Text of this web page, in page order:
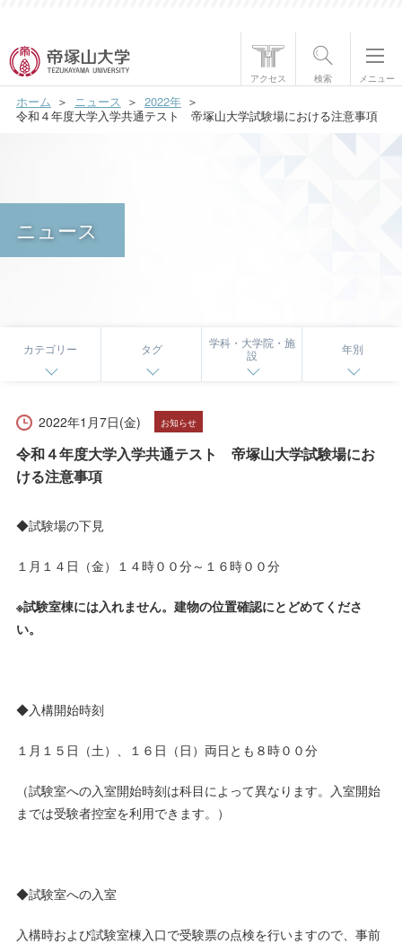
アクセス 検索 メニュー
帝塚山大学について
学部・大学院
研究・社会貢献
保護者の方へ 卒業生の方へ
English 資料請求 お問い合わせ
ホーム ニュース
2022年
令和４年度大学入学共通テスト 帝塚山大学試験場における注意事項
ニュース
カテゴリー タグ
学科・大学院・施
設
年別
2022年1月7日(金) お知らせ
令和４年度大学入学共通テスト 帝塚山大学試験場にお
ける注意事項
◆試験場の下見
１月１４日（金）１４時００分～１６時００分
※試験室棟には入れません。建物の位置確認にとどめてくださ
い。
◆入構開始時刻
１月１５日（土）、１６日（日）両日とも８時００分
（試験室への入室開始時刻は科目によって異なります。入室開始
までは受験者控室を利用できます。）
◆試験室への入室
入構時および試験室棟入口で受験票の点検を行いますので、事前